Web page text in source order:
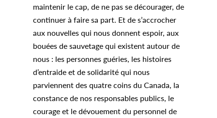
maintenir le cap, de ne pas se décourager, de
continuer à faire sa part. Et de s’accrocher
aux nouvelles qui nous donnent espoir, aux
bouées de sauvetage qui existent autour de
nous : les personnes guéries, les histoires
d’entraide et de solidarité qui nous
parviennent des quatre coins du Canada, la
constance de nos responsables publics, le
courage et le dévouement du personnel de